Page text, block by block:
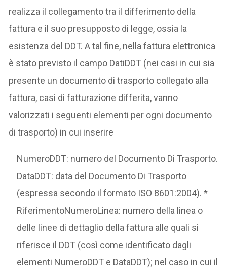
realizza il collegamento tra il differimento della
fattura e il suo presupposto di legge, ossia la
esistenza del DDT. A tal fine, nella fattura elettronica
è stato previsto il campo DatiDDT (nei casi in cui sia
presente un documento di trasporto collegato alla
fattura, casi di fatturazione differita, vanno
valorizzati i seguenti elementi per ogni documento
di trasporto) in cui inserire
NumeroDDT: numero del Documento Di Trasporto.
DataDDT: data del Documento Di Trasporto
(espressa secondo il formato ISO 8601:2004). *
RiferimentoNumeroLinea: numero della linea o
delle linee di dettaglio della fattura alle quali si
riferisce il DDT (così come identificato dagli
elementi NumeroDDT e DataDDT); nel caso in cui il